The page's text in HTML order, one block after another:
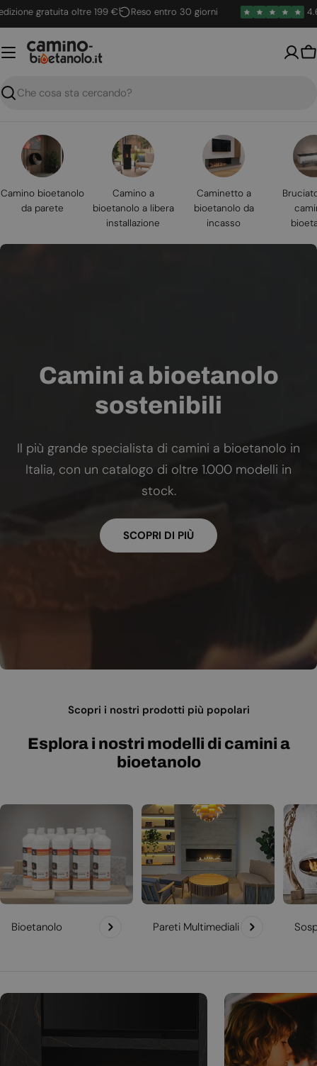
Vai
al
contenuto
gratuita oltre 199 € Reso entro 30 giorni 4.6 / 5
Ricerca
Camino bioetanolo
da parete
Camino a
bioetanolo a libera
installazione
Caminetto a
bioetanolo da
incasso
Camini a bioetanolo
sostenibili
Il più grande specialista di camini a bioetanolo in
Italia, con un catalogo di oltre 1.000 modelli in
stock.
SCOPRI DI PIÙ
Scopri i nostri prodotti più popolari
Esplora i nostri modelli di camini a
bioetanolo
Bioetanolo Pareti Multimediali